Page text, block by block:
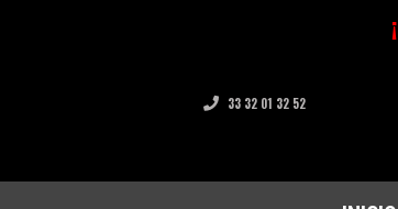
33 32 01 32 52